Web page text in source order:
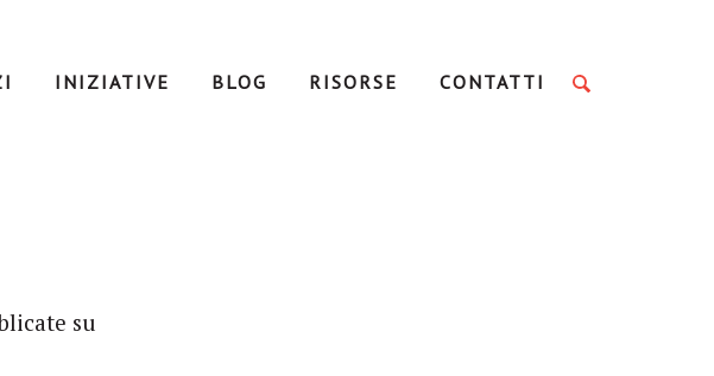
INIZIATIVE BLOG RISORSE CONTATTI
su